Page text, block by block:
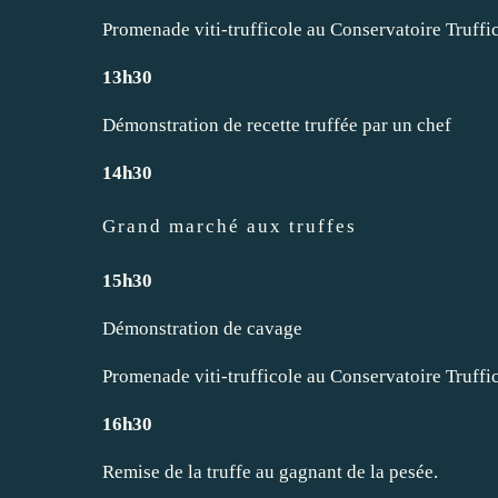
Promenade viti-trufficole au Conservatoire
13h30
Démonstration de recette truffée par un chef
14h30
Grand marché aux truffes
15h30
Démonstration de cavage
Promenade viti-trufficole au Conservatoire
16h30
Remise de la truffe au gagnant de la pesée.